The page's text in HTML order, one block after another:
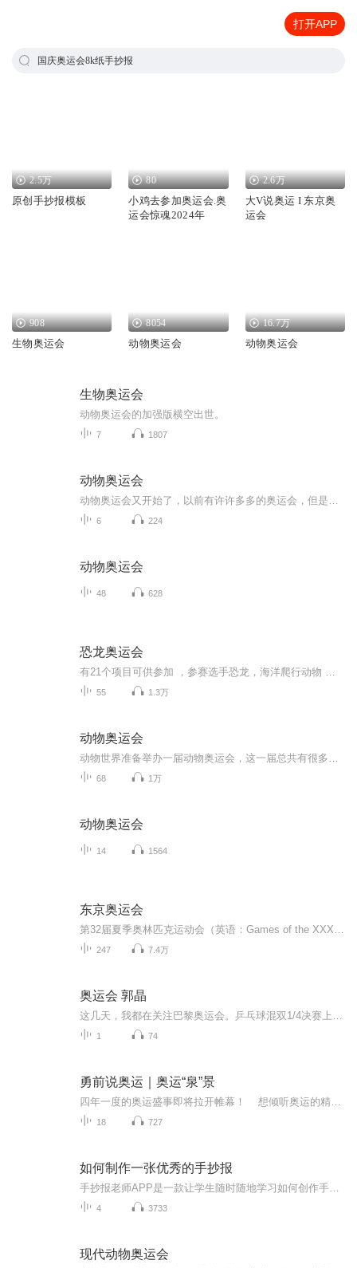
打开APP
国庆奥运会8k纸手抄报
2.5万
原创手抄报模板
80
小鸡去参加奥运会.奥
运会惊魂2024年
2.6万
大V说奥运 I 东京奥
运会
908
生物奥运会
8054
动物奥运会
16.7万
动物奥运会
生物奥运会
动物奥运会的加强版横空出世。
7 1807
动物奥运会
6 224
动物奥运会
48 628
恐龙奥运会
55 1.3万
动物奥运会
68 1万
动物奥运会
14 1564
东京奥运会
247 7.4万
奥运会 郭晶
1 74
勇前说奥运｜奥运“泉”景
18 727
如何制作一张优秀的手抄报
4 3733
现代动物奥运会